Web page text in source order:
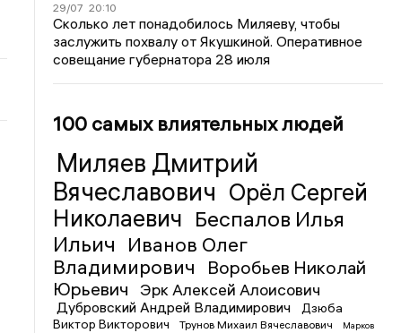
29/07 20:10
Сколько лет понадобилось Миляеву, чтобы
заслужить похвалу от Якушкиной. Оперативное
совещание губернатора 28 июля
100 самых влиятельных людей
Миляев Дмитрий
Вячеславович Орёл Сергей
Николаевич Беспалов Илья
Ильич
Иванов Олег
Владимирович
Воробьев Николай
Юрьевич
Эрк Алексей Алоисович
Дубровский Андрей Владимирович
Дзюба
Виктор Викторович
Трунов Михаил Вячеславович
Марков